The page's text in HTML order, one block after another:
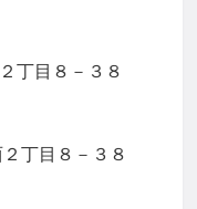
丁目８－３８
丁目８－３８